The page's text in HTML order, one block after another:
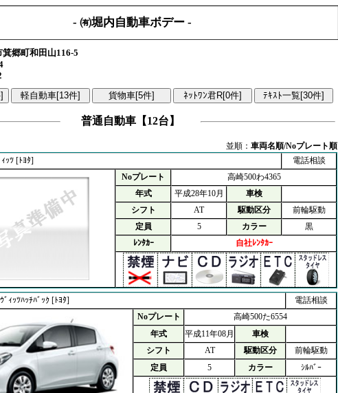
- ㈲堀内自動車ボデー -
郷町和田山116-5
普通自動車【12台】
並順： 車両名順/Noプレート順
ｨｯﾂ [ﾄﾖﾀ]
電話相談
Noプレート
高崎500わ4365
年式
平成28年10月
車検
シフト
AT 駆動区分
前輪駆動
定員
5 カラー
黒
ﾚﾝﾀｶｰ
自社ﾚﾝﾀｶｰ
ｳﾞｨｯﾂﾊｯﾁﾊﾞｯｸ [ﾄﾖﾀ]
電話相談
Noプレート
高崎500た6554
年式
平成11年08月
車検
シフト
AT 駆動区分
前輪駆動
定員
5 カラー ｼﾙﾊﾞｰ